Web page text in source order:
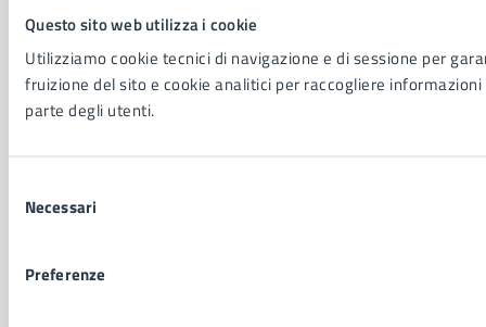
Questo sito web utilizza i cookie
Utilizziamo cookie tecnici di navigazione e di sessione per
fruizione del sito e cookie analitici per raccogliere
parte degli utenti.
delNecessari
Preferenze
NOVITÀ
Notizie
Comunicati stampa della Giunta Comunale
Comunicati stampa del Consiglio Comunale